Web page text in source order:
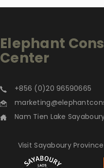
Elephant
Center
+856 (0)20 96590665
Nam Tien Lake
Visit Sayaboury Province